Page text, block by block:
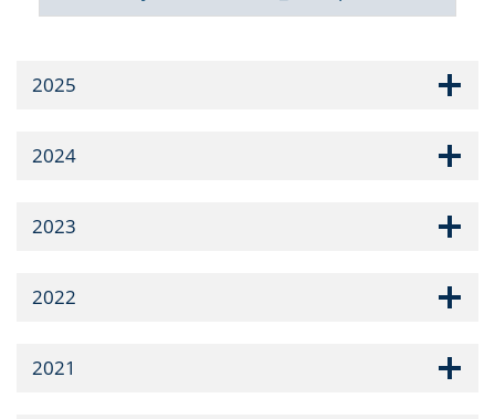
2025
2024
2023
2022
2021